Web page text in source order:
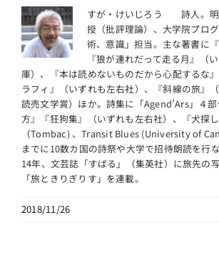
すが・けいじろう 詩人。明
授（批評理論）、大学院プロ
術、意識」担当。主な著書に
『狼が連れだって走る月』（
庫）、『本は読めないものだから心配するな
ラフィ』（いずれも左右社）、『斜線の旅』（
読売文学賞）ほか。詩集に「Agend’Ars」４
方』『狂狗集』（いずれも左右社）、『犬探
（Tombac) 、Transit Blues (University of
までに10数カ国の詩祭や大学で招待朗読を行
14年、文芸誌「すばる」（集英社）に旅先の
「旅ときりぎりす」を連載。
2018/11/26